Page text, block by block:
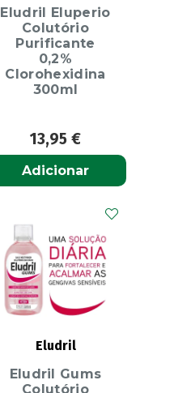
Eludril Eluperio
Colutório
Purificante
0,2%
Clorohexidina
300ml
13,95 €
Adicionar
Eludril
Eludril Gums
Colutório